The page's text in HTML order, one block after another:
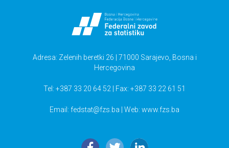
Adresa: Zelenih beretki 26 | 71000 Sarajevo, Bosna i
Hercegovina
Tel: +387 33 20 64 52 | Fax: +387 33 22 61 51
Email: fedstat@fzs.ba | Web: www.fzs.ba